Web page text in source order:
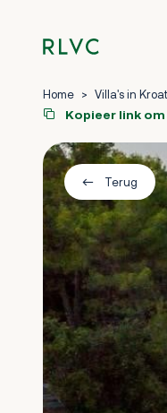
Home > Villa's in
Kopieer link
Terug